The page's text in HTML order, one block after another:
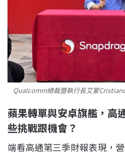
Qualcomm總裁暨執行長艾蒙
蘋果轉單與安卓旗艦，高
些挑戰跟機會？
端看高通第三季財報表現，